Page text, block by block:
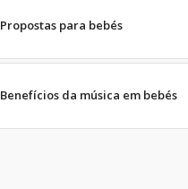
Propostas para bebés
Benefícios da música em bebés